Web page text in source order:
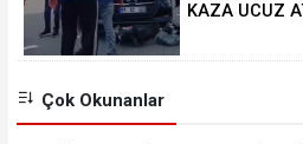
KAZA UCUZ
Çok Okunanlar